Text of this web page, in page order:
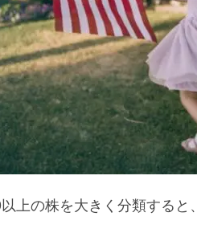
セクターETF11銘柄
ター別パフォーマンス まとめ
上の株を大きく分類すると、